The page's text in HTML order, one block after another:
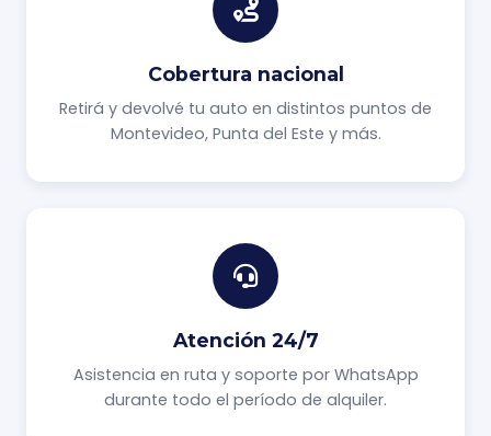
Cobertura nacional
Retirá y devolvé tu auto en distintos puntos de
Montevideo, Punta del Este y más.
Atención 24/7
Asistencia en ruta y soporte por WhatsApp
durante todo el período de alquiler.